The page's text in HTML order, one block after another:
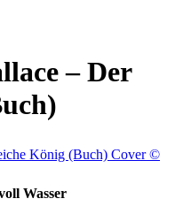
– Der
Wasser